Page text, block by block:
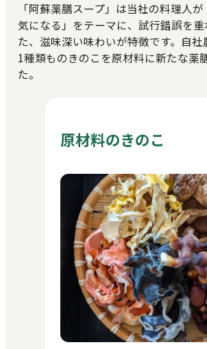
「阿蘇薬膳スープ」は当社の料理人
気になる」をテーマに、試行錯誤を
た、滋味深い味わいが特徴です。自
1種類ものきのこを原材料に新たな薬
た。
原材料のきのこ